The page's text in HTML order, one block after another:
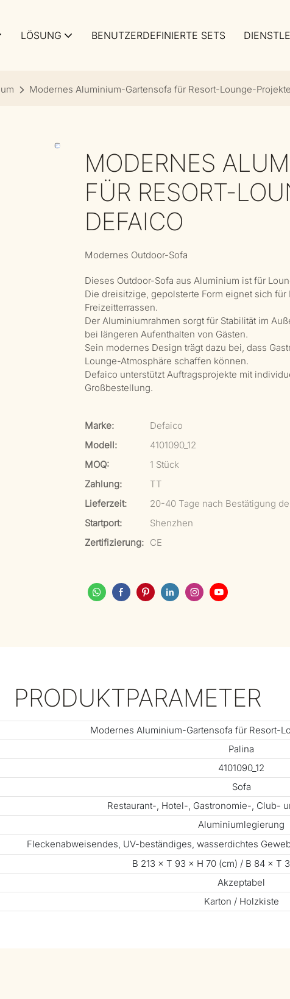
LÖSUNG BENUTZERDEFINIERTE SETS
Modernes Aluminium-Gartensofa für Resort-Lounge-
MODERNES
FÜR RESORT-
DEFAICO
Modernes Outdoor-Sofa
Dieses Outdoor-Sofa aus Aluminium ist für
Die dreisitzige, gepolsterte Form eignet sich
Freizeitterrassen.
Der Aluminiumrahmen sorgt für Stabilität im
bei längeren Aufenthalten von Gästen.
Sein modernes Design trägt dazu bei, dass
Lounge-Atmosphäre schaffen können.
Defaico unterstützt Auftragsprojekte mit
Großbestellung.
Marke:
Defaico
Modell:
4101090_12
MOQ:
1 Stück
Zahlung:
TT
Lieferzeit:
20-40 Tage nach Bestätigung
Startport:
Shenzhen
Zertifizierung: CE
PRODUKTPARAMETER
Modernes Aluminium-Gartensofa für Resort-
Palina
4101090_12
Sofa
Restaurant-, Hotel-, Gastronomie-, Club-
Aluminiumlegierung
Fleckenabweisendes, UV-beständiges, wasserdichtes
B 213 × T 93 × H 70 (cm) / B 84 × T
Akzeptabel
Karton / Holzkiste